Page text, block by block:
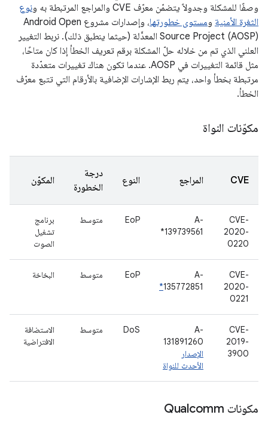
وصفًا للمشكلة وجدولاً يتضمّن معرّف CVE والمراجع المرتبطة به و
نوع
الثغرة الأمنية ومستوى خطورتها
، وإصدارات مشروع Android Open
Source Project (AOSP) المعدَّلة (حيثما ينطبق ذلك). نربط التغيير
العلني الذي تم من خلاله حلّ المشكلة برقم تعريف الخطأ إذا كان متاحًا،
مثل قائمة التغييرات في AOSP. عندما تكون هناك تغييرات متعدّدة
مرتبطة بخطأ واحد، يتم ربط الإشارات الإضافية بالأرقام التي تتبع معرّف
الخطأ.
مكوّنات النواة
CVE المراجع النوع
درجة
الخطورة
المكوّن
CVE-
2020-
0220
A-
139739561*
EoP متوسط
برنامج
تشغيل
الصوت
CVE-
2020-
0221
A-
135772851
*
EoP متوسط البخاخة
CVE-
2019-
3900
A-
131891260
الإصدار
الأحدث للنواة
DoS متوسط
الاستضافة
الافتراضية
مكونات Qualcomm